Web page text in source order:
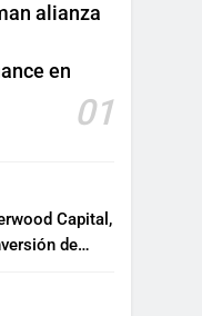
alianza
en
01
Capital,
de